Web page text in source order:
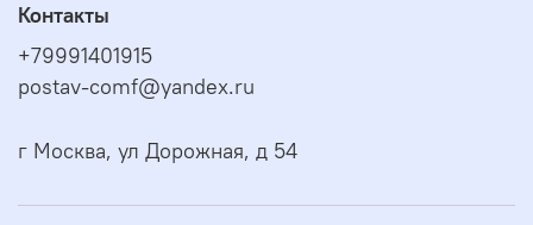
Контакты
+79991401915
postav-comf@yandex.ru
г Москва, ул Дорожная, д 54